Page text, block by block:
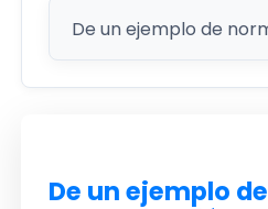
De un ejemplo de